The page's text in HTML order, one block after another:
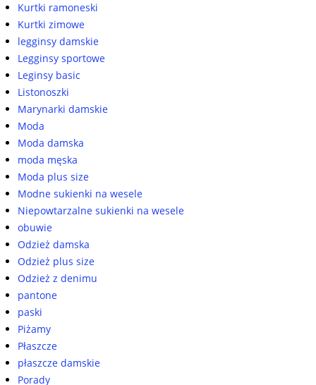
Kurtki ramoneski
Kurtki zimowe
legginsy damskie
Legginsy sportowe
Leginsy basic
Listonoszki
Marynarki damskie
Moda
Moda damska
moda męska
Moda plus size
Modne sukienki na wesele
Niepowtarzalne sukienki na wesele
obuwie
Odzież damska
Odzież plus size
Odzież z denimu
pantone
paski
Piżamy
Płaszcze
płaszcze damskie
Porady